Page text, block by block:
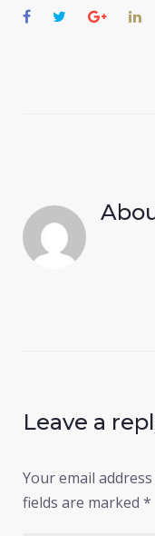
Facebook
Twitter
Leave a
Your email
fields are marked *